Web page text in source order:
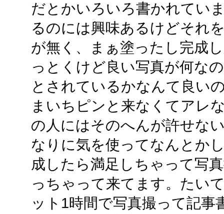
だとかいろいろ書かれてい
るのには興味あるけどそれ
が無く、まぁ塗ったし完成
っとくけど良い写真が何な
とされているかなんて良い
まいちピンと来なくてアレ
の人にはそのへんが許せな
なりに気を使ってなんとか
成したら満足しちゃって写
っちゃって来てます。たい
ット1時間で写真撮って記